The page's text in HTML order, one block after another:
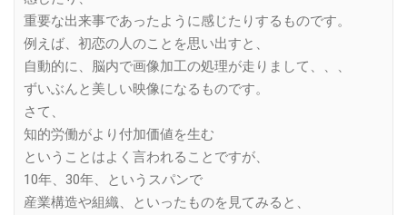
重要な出来事であったように感じたりするものです。
例えば、初恋の人のことを思い出すと、
自動的に、脳内で画像加工の処理が走りまして、、、
ずいぶんと美しい映像になるものです。
さて、
知的労働がより付加価値を生む
ということはよく言われることですが、
10年、30年、というスパンで
産業構造や組織、といったものを見てみると、